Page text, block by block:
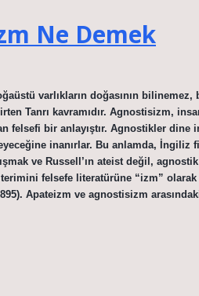
Ne Demek
varlıkların doğasının
Tanrı kavramıdır. Agnostisizm, insan
felsefi bir anlayıştır. Agnostikler dine
inanırlar. Bu anlamda,
ve Russell’ın ateist değil,
felsefe literatürüne “izm” olarak
Apateizm ve agnostisizm